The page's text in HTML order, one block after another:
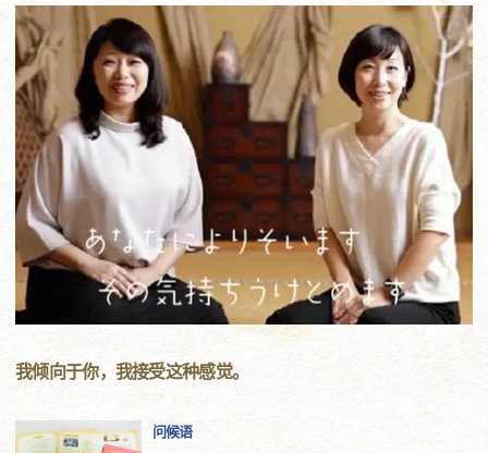
我倾向于你，我接受这种感觉。
问候语